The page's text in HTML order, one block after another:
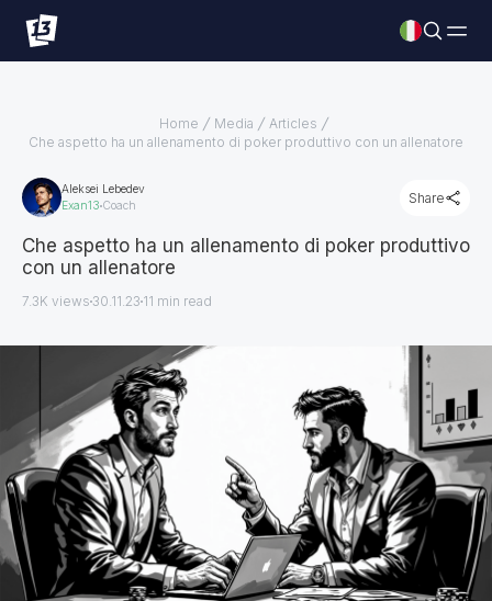
Home Media
Articles
Che aspetto ha un allenamento di poker produttivo con un allenatore
Aleksei Lebedev
Exan13 Coach Share
Che aspetto ha un allenamento di poker produttivo
con un allenatore
7.3K views 30.11.23 11 min read